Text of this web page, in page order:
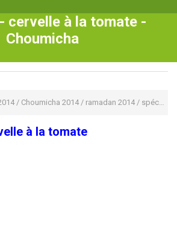
cervelle à la tomate -
Choumicha
/ Choumicha 2014/ ramadan 2014/ spécial stars
à la tomate